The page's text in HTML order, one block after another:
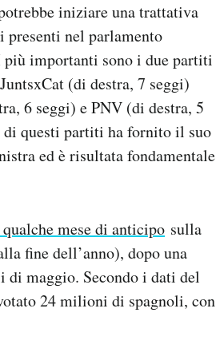
iniziare una trattativa
nel parlamento
più importanti sono i due partiti
(di destra, 7 seggi)
6 seggi) e PNV (di destra, 5
di questi partiti ha fornito il suo
ed è risultata fondamentale
mese di anticipo sulla
fine dell’anno), dopo una
di maggio. Secondo i dati del
24 milioni di spagnoli, con